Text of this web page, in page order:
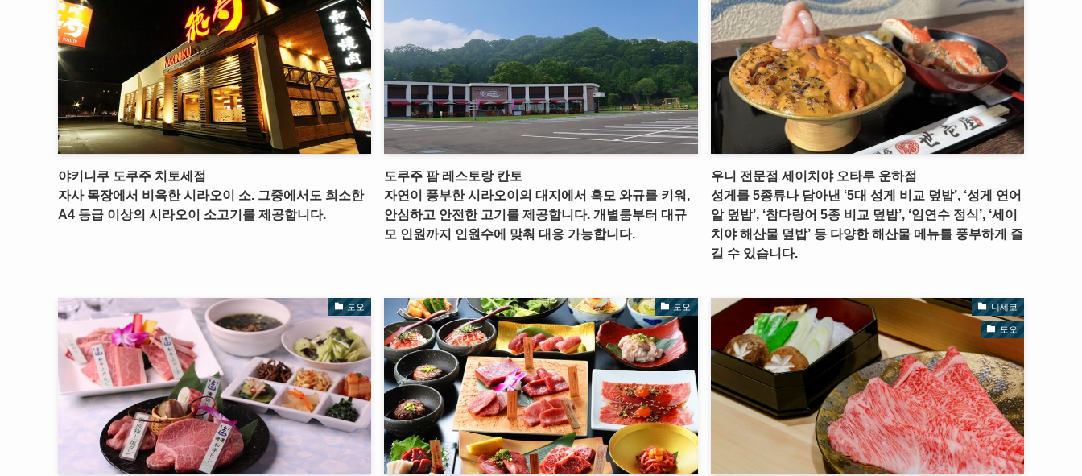
야키니쿠 도쿠주 치토세점
자사 목장에서 비육한 시라오이 소. 그중에서도 희소한
A4 등급 이상의 시라오이 소고기를 제공합니다.
도쿠주 팜 레스토랑 칸토
자연이 풍부한 시라오이의 대지에서 흑모 와규를 키워,
안심하고 안전한 고기를 제공합니다. 개별룸부터 대규
모 인원까지 인원수에 맞춰 대응 가능합니다.
우니 전문점 세이치야 오타루 운하점
성게를 5종류나 담아낸 ‘5대 성게 비교 덮밥’, ‘성게 연어
알 덮밥’, ‘참다랑어 5종 비교 덮밥’, ‘임연수 정식’, ‘세이
치야 해산물 덮밥’ 등 다양한 해산물 메뉴를 풍부하게 즐
길 수 있습니다.
도오 도오 니세코
도오